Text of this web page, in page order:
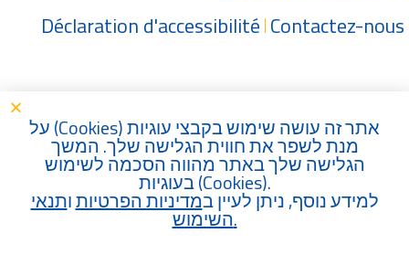
Déclaration d'accessibilité Contactez-nous
אתר זה עושה שימוש בקבצי עוגיות (Cookies) על
מנת לשפר את חווית הגלישה שלך. המשך
הגלישה שלך באתר מהווה הסכמה לשימוש
בעוגיות (Cookies).
למידע נוסף, ניתן לעיין במדיניות הפרטיותותנאי
השימוש.